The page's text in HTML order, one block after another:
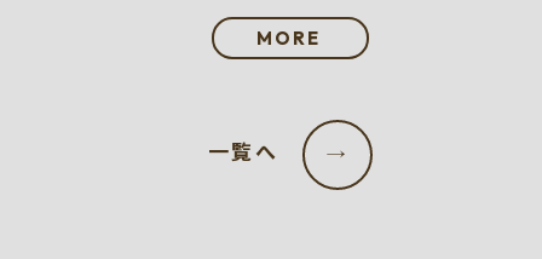
MORE
一覧へ →